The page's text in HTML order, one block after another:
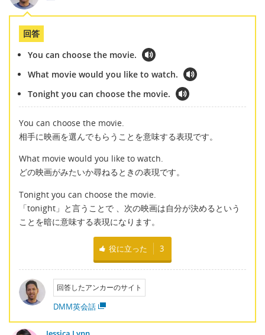
回答
You can choose the movie.
What movie would you like to watch.
Tonight you can choose the movie.
You can choose the movie.
相手に映画を選んでもらうことを意味する表現です。
What movie would you like to watch.
どの映画がみたいか尋ねるときの表現です。
Tonight you can choose the movie.
「tonight」と言うことで 、次の映画は自分が決めるという
ことを暗に意味する表現になります。
役に立った 3
回答したアンカーのサイト
DMM英会話